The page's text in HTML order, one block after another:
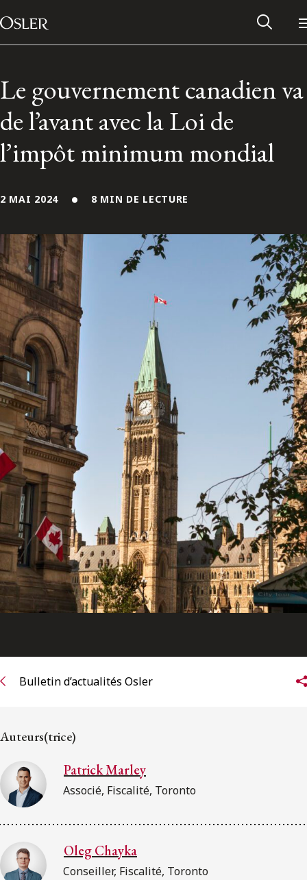
Passer au contenu
Main Navigation
Réseau des anciens d’Osler
Contactez-nous
ENGLISH
S’abonner aux articles Osler
S’abonner
Le gouvernement canadien va
de l’avant avec la Loi de
l’impôt minimum mondial
2 MAI 2024 8 MIN DE LECTURE
Bulletin d’actualités Osler
Auteurs(trice)
Patrick Marley
Associé, Fiscalité, Toronto
Oleg Chayka
Conseiller, Fiscalité, Toronto